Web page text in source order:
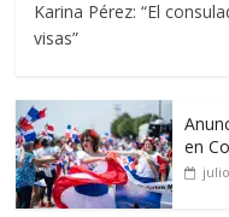
Karina Pérez: “El
visas”
en